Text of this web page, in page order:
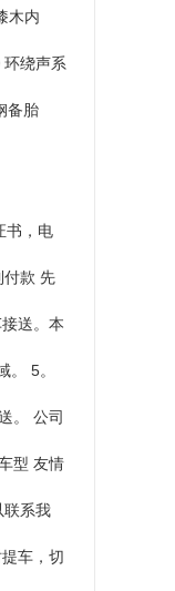
木内
绕声系
备胎
书，电
付款 先
送。本
5。
。 公司
型 友情
联系我
车，切